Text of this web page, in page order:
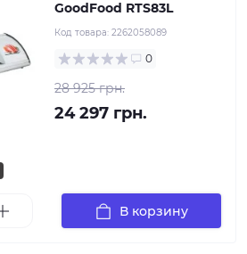
GoodFood RTS83L
Код товара: 2262058089
0
28 925 грн.
24 297 грн.
В корзину